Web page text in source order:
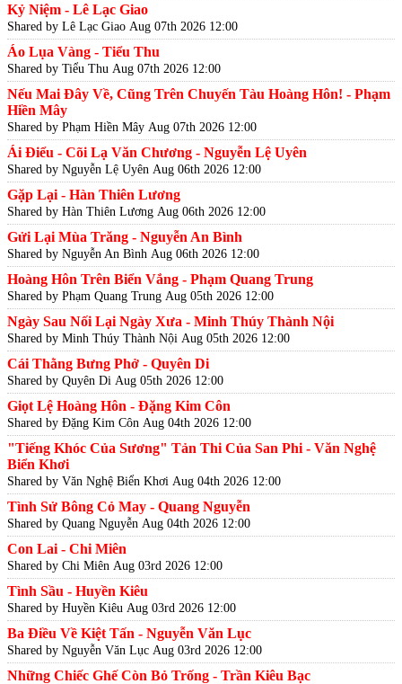
Kỷ Niệm - Lê Lạc Giao
Shared by Lê Lạc Giao Aug 07th 2026 12:00
Áo Lụa Vàng - Tiểu Thu
Shared by Tiểu Thu Aug 07th 2026 12:00
Nếu Mai Đây Về, Cũng Trên Chuyến Tàu Hoàng Hôn! - Phạm
Hiền Mây
Shared by Phạm Hiền Mây Aug 07th 2026 12:00
Ái Điểu - Cõi Lạ Văn Chương - Nguyễn Lệ Uyên
Shared by Nguyễn Lệ Uyên Aug 06th 2026 12:00
Gặp Lại - Hàn Thiên Lương
Shared by Hàn Thiên Lương Aug 06th 2026 12:00
Gửi Lại Mùa Trăng - Nguyễn An Bình
Shared by Nguyễn An Bình Aug 06th 2026 12:00
Hoàng Hôn Trên Biển Vắng - Phạm Quang Trung
Shared by Phạm Quang Trung Aug 05th 2026 12:00
Ngày Sau Nối Lại Ngày Xưa - Minh Thúy Thành Nội
Shared by Minh Thúy Thành Nội Aug 05th 2026 12:00
Cái Thằng Bưng Phở - Quyên Di
Shared by Quyên Di Aug 05th 2026 12:00
Giọt Lệ Hoàng Hôn - Đặng Kim Côn
Shared by Đặng Kim Côn Aug 04th 2026 12:00
"Tiếng Khóc Của Sương" Tản Thi Của San Phi - Văn Nghệ
Biển Khơi
Shared by Văn Nghệ Biển Khơi Aug 04th 2026 12:00
Tình Sử Bông Cỏ May - Quang Nguyễn
Shared by Quang Nguyễn Aug 04th 2026 12:00
Con Lai - Chi Miên
Shared by Chi Miên Aug 03rd 2026 12:00
Tình Sầu - Huyền Kiêu
Shared by Huyền Kiêu Aug 03rd 2026 12:00
Ba Điều Về Kiệt Tấn - Nguyễn Văn Lục
Shared by Nguyễn Văn Lục Aug 03rd 2026 12:00
Những Chiếc Ghế Còn Bỏ Trống - Trần Kiêu Bạc